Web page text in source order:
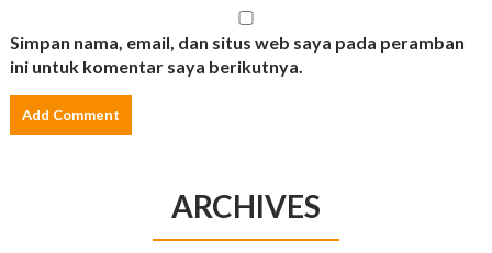
Simpan nama, email, dan situs web saya pada peramban
ini untuk komentar saya berikutnya.
ARCHIVES